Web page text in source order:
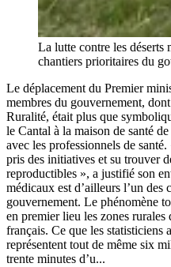
La lutte contre les déserts
chantiers prioritaires du
Le déplacement du Premier
membres du gouvernement,
Ruralité, était plus que
le Cantal à la maison de santé
avec les professionnels de
pris des initiatives et su trouver
reproductibles », a justifié son
médicaux est d’ailleurs l’un des
gouvernement. Le phénomène
en premier lieu les zones
français. Ce que les statisticiens
représentent tout de même six
trente minutes d’u...